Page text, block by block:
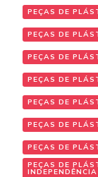
PEÇAS DE
PEÇAS DE
PEÇAS DE
PEÇAS DE
PEÇAS DE
PEÇAS DE
PEÇAS DE
PEÇAS DE
INDEPENDÊNCIA